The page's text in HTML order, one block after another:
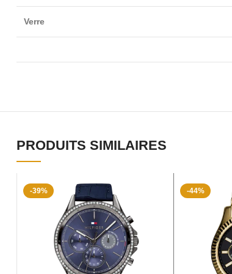
Verre
PRODUITS SIMILAIRES
-39% -44%